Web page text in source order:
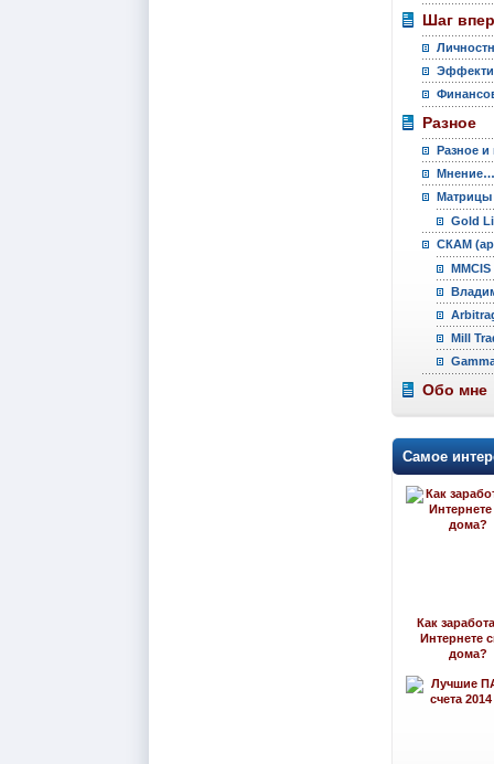
Шаг
Разное
Разное и
Мнение…
Матрицы
Gold
СКАМ
Mill
Обо мне
Самое
Как
Интернете
дома?